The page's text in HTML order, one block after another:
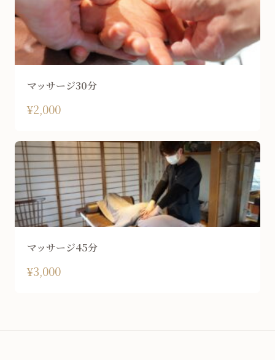
マッサージ30分
¥2,000
マッサージ45分
¥3,000